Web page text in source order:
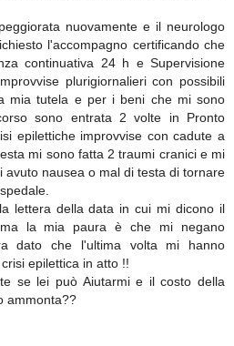
nuovamente e il neurologo
l'accompagno certificando che
continuativa 24 h e Supervisione
plurigiornalieri con possibili
mia tutela e per i beni che mi sono
sono entrata 2 volte in Pronto
epilettiche improvvise con cadute a
mi sono fatta 2 traumi cranici e mi
avuto nausea o mal di testa di tornare
lettera della data in cui mi dicono il
la mia paura è che mi negano
dato che l'ultima volta mi hanno
epilettica in atto !!
se lei può Aiutarmi e il costo della
ammonta??